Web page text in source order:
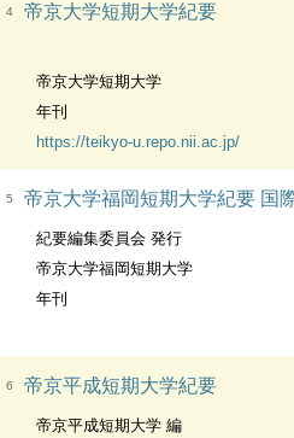
4 帝京大学短期大学紀要
帝京大学短期大学
年刊
https://teikyo-u.repo.nii.ac.jp/
5 帝京大学福岡短期大学紀要 国際コミュニケー
紀要編集委員会 発行
帝京大学福岡短期大学
年刊
6 帝京平成短期大学紀要
帝京平成短期大学 編